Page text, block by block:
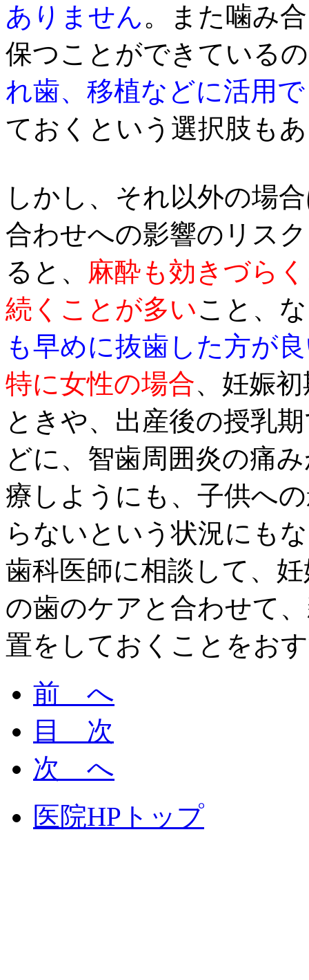
ありません。また噛み
保つことができている
れ歯、移植などに活用
ておくという選択肢も
しかし、それ以外の場
合わせへの影響のリス
ると、 麻酔も効きづら
続くことが多いこと、
も早めに抜歯した方が
特に女性の場合、妊娠
ときや、出産後の授乳
どに、智歯周囲炎の痛
療しようにも、子供へ
らないという状況にも
歯科医師に相談して、
の歯のケアと合わせて
置をしておくことをお
前 へ
目 次
次 へ
医院HPトップ